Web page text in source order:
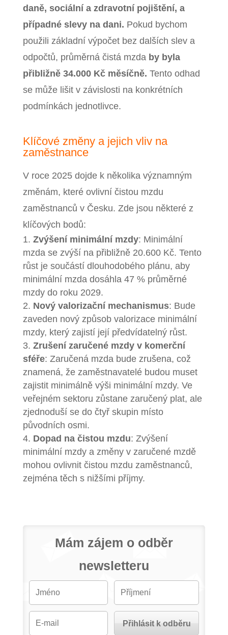
daně, sociální a zdravotní pojištění, a
případné slevy na dani. Pokud bychom
použili základní výpočet bez dalších slev a
odpočtů, průměrná čistá mzda by byla
přibližně 34.000 Kč měsíčně. Tento odhad
se může lišit v závislosti na konkrétních
podmínkách jednotlivce.
Klíčové změny a jejich vliv na
zaměstnance
V roce 2025 dojde k několika významným
změnám, které ovlivní čistou mzdu
zaměstnanců v Česku. Zde jsou některé z
klíčových bodů:
Zvýšení minimální mzdy: Minimální
mzda se zvýší na přibližně 20.600 Kč. Tento
růst je součástí dlouhodobého plánu, aby
minimální mzda dosáhla 47 % průměrné
mzdy do roku 2029.
Nový valorizační mechanismus: Bude
zaveden nový způsob valorizace minimální
mzdy, který zajistí její předvídatelný růst.
Zrušení zaručené mzdy v komerční
sféře: Zaručená mzda bude zrušena, což
znamená, že zaměstnavatelé budou muset
zajistit minimálně výši minimální mzdy. Ve
veřejném sektoru zůstane zaručený plat, ale
zjednoduší se do čtyř skupin místo
původních osmi.
Dopad na čistou mzdu: Zvýšení
minimální mzdy a změny v zaručené mzdě
mohou ovlivnit čistou mzdu zaměstnanců,
zejména těch s nižšími příjmy.
Mám zájem o odběr
newsletteru